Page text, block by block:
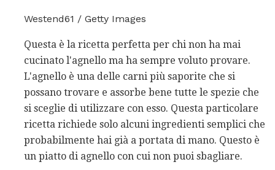
Westend61 / Getty Images
Questa è la ricetta perfetta per chi non ha mai
cucinato l'agnello ma ha sempre voluto provare.
L'agnello è una delle carni più saporite che si
possano trovare e assorbe bene tutte le spezie che
si sceglie di utilizzare con esso. Questa particolare
ricetta richiede solo alcuni ingredienti semplici che
probabilmente hai già a portata di mano. Questo è
un piatto di agnello con cui non puoi sbagliare.